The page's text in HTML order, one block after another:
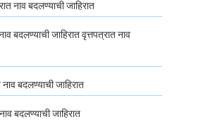
नाव बदलण्याची जाहिरात
बदलण्याची जाहिरात वृत्तपत्रात नाव
बदलण्याची जाहिरात
बदलण्याची जाहिरात